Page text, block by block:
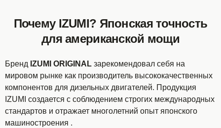
Почему IZUMI? Японская точность
для американской мощи
Бренд IZUMI ORIGINAL зарекомендовал себя на
мировом рынке как производитель высококачественных
компонентов для дизельных двигателей. Продукция
IZUMI создается с соблюдением строгих международных
стандартов и отражает многолетний опыт японского
машиностроения .